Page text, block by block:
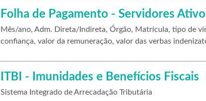
Folha de Pagamento - Servidores
Mês/ano, Adm. Direta/Indireta, Órgão, Matrícula, tipo de
confiança, valor da remuneração, valor das verbas
ITBI - Imunidades e Benefícios Fiscais
Sistema Integrado de Arrecadação Tributária